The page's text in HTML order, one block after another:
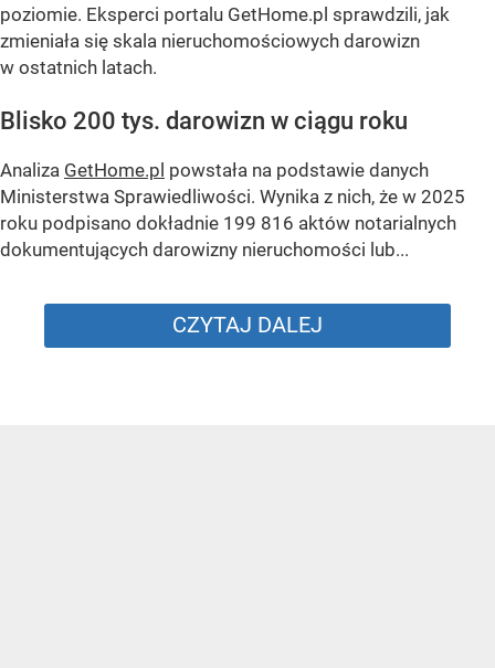
poziomie. Eksperci portalu GetHome.pl sprawdzili, jak
zmieniała się skala nieruchomościowych darowizn
w ostatnich latach.
Blisko 200 tys. darowizn w ciągu roku
Analiza GetHome.pl powstała na podstawie danych
Ministerstwa Sprawiedliwości. Wynika z nich, że w 2025
roku podpisano dokładnie 199 816 aktów notarialnych
dokumentujących darowizny nieruchomości lub...
CZYTAJ DALEJ